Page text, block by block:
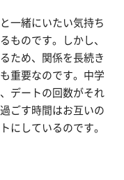
一緒にいたい気持ち
ものです。しかし、
ため、関係を長続き
重要なのです。中学
デートの回数がそれ
ごす時間はお互いの
にしているのです。